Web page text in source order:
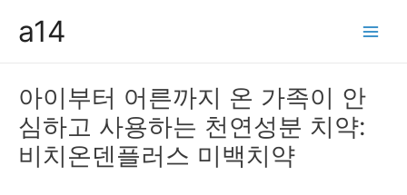
a14
아이부터 어른까지 온 가족이 안
심하고 사용하는 천연성분 치약:
비치온덴플러스 미백치약